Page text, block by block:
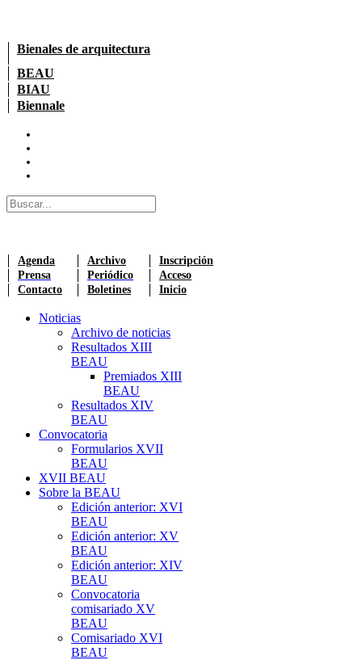
Bienales de arquitectura
BEAU
BIAU
Biennale
Agenda Archivo
Inscripción
Prensa
Periódico
Acceso
Contacto
Boletines Inicio
Noticias
Archivo de noticias
Resultados XIII
BEAU
Premiados XIII
BEAU
Resultados XIV
BEAU
Convocatoria
Formularios XVII
BEAU
XVII BEAU
Sobre la BEAU
Edición anterior: XVI
BEAU
Edición anterior: XV
BEAU
Edición anterior: XIV
BEAU
Convocatoria
comisariado XV
BEAU
Comisariado XVI
BEAU